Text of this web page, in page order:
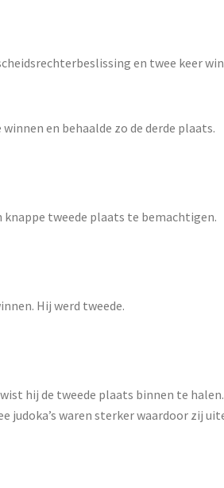
en twee keer
en behaalde zo de derde plaats.
knappe tweede plaats te bemachtigen.
Hij werd tweede.
hij de tweede plaats binnen te halen.
judoka’s waren sterker waardoor zij